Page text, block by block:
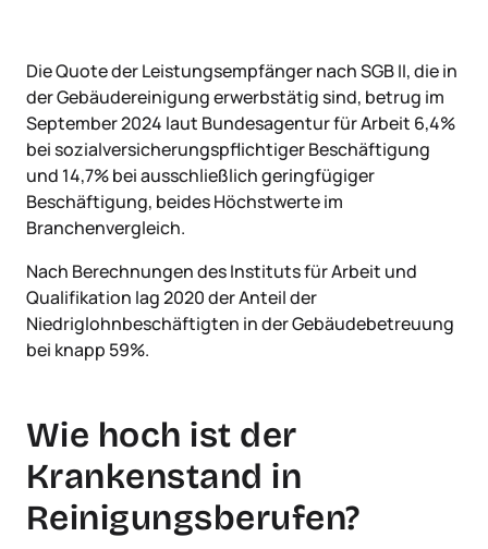
Die Quote der Leistungsempfänger nach SGB II, die in
der Gebäudereinigung erwerbstätig sind, betrug im
September 2024 laut Bundesagentur für Arbeit 6,4%
bei sozialversicherungspflichtiger Beschäftigung
und 14,7% bei ausschließlich geringfügiger
Beschäftigung, beides Höchstwerte im
Branchenvergleich.
Nach Berechnungen des Instituts für Arbeit und
Qualifikation lag 2020 der Anteil der
Niedriglohnbeschäftigten in der Gebäudebetreuung
bei knapp 59%.
Wie hoch ist der
Krankenstand in
Reinigungsberufen?